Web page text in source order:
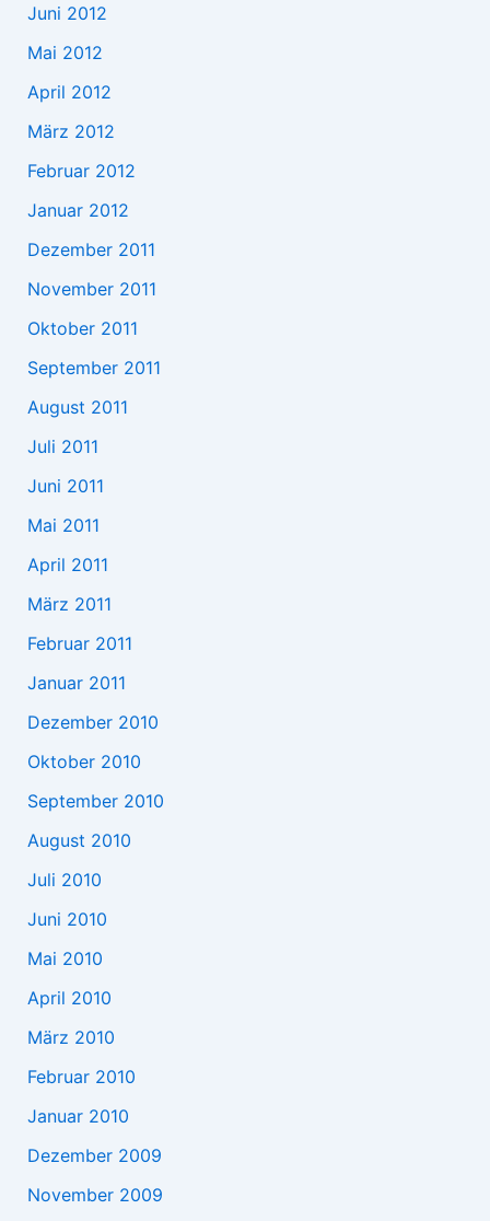
Juni 2012
Mai 2012
April 2012
März 2012
Februar 2012
Januar 2012
Dezember 2011
November 2011
Oktober 2011
September 2011
August 2011
Juli 2011
Juni 2011
Mai 2011
April 2011
März 2011
Februar 2011
Januar 2011
Dezember 2010
Oktober 2010
September 2010
August 2010
Juli 2010
Juni 2010
Mai 2010
April 2010
März 2010
Februar 2010
Januar 2010
Dezember 2009
November 2009